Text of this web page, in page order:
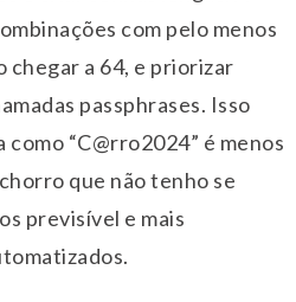
com pelo menos
chegar a 64, e priorizar
passphrases. Isso
“C@rro2024” é menos
que não tenho se
previsível e mais